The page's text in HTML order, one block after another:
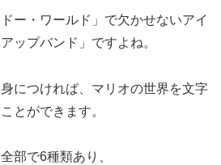
ー・ワールド」で欠かせないアイ
ップバンド」ですよね。
につければ、マリオの世界を文字
とができます。
部で6種類あり、